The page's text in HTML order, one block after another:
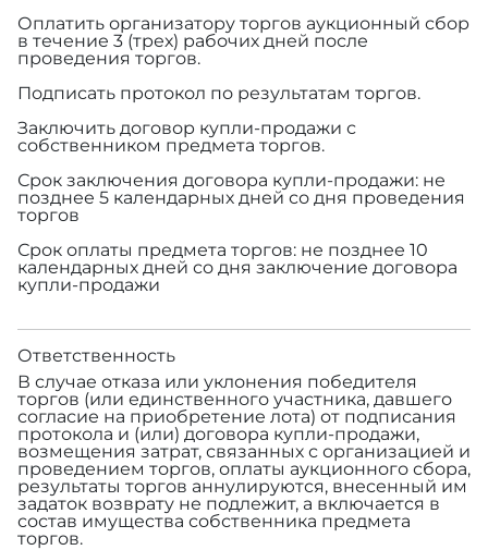
Оплатить организатору торгов аукционный сбор
в течение 3 (трех) рабочих дней после
проведения торгов.
Подписать протокол по результатам торгов.
Заключить договор купли-продажи с
собственником предмета торгов.
Срок заключения договора купли-продажи: не
позднее 5 календарных дней со дня проведения
торгов
Срок оплаты предмета торгов: не позднее 10
календарных дней со дня заключение договора
купли-продажи
Ответственность
В случае отказа или уклонения победителя
торгов (или единственного участника, давшего
согласие на приобретение лота) от подписания
протокола и (или) договора купли-продажи,
возмещения затрат, связанных с организацией и
проведением торгов, оплаты аукционного сбора,
результаты торгов аннулируются, внесенный им
задаток возврату не подлежит, а включается в
состав имущества собственника предмета
торгов.